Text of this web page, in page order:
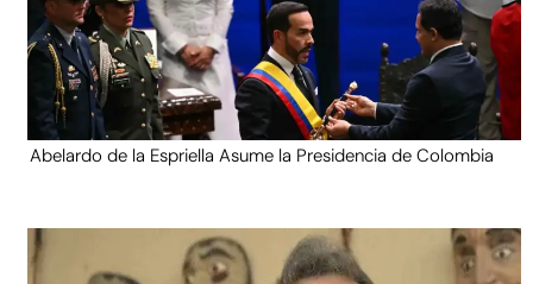
Abelardo de la Espriella Asume la Presidencia de Colombia